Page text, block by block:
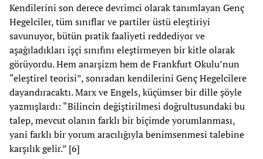
Kendilerini son derece devrimci olarak tanımlayan Genç
Hegelciler, tüm sınıflar ve partiler üstü eleştiriyi
savunuyor, bütün pratik faaliyeti reddediyor ve
aşağıladıkları işçi sınıfını eleştirmeyen bir kitle olarak
görüyordu. Hem anarşizm hem de Frankfurt Okulu’nun
“eleştirel teorisi”, sonradan kendilerini Genç Hegelcilere
dayandıracaktı. Marx ve Engels, küçümser bir dille şöyle
yazmışlardı: “Bilincin değiştirilmesi doğrultusundaki bu
talep, mevcut olanın farklı bir biçimde yorumlanması,
yani farklı bir yorum aracılığıyla benimsenmesi talebine
karşılık gelir.” [6]